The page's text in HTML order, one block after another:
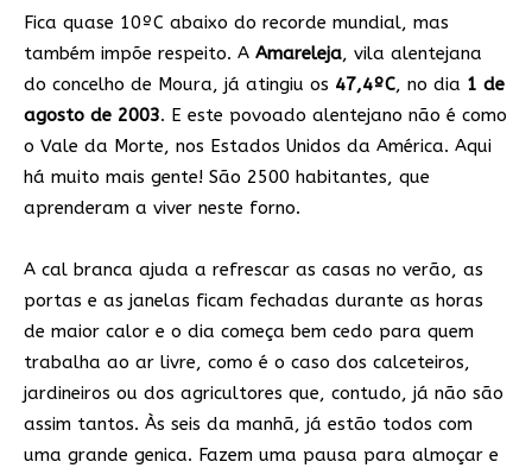
Fica quase 10ºC abaixo do recorde mundial, mas
também impõe respeito. A Amareleja, vila alentejana
do concelho de Moura, já atingiu os 47,4ºC, no dia 1 de
agosto de 2003. E este povoado alentejano não é como
o Vale da Morte, nos Estados Unidos da América. Aqui
há muito mais gente! São 2500 habitantes, que
aprenderam a viver neste forno.
A cal branca ajuda a refrescar as casas no verão, as
portas e as janelas ficam fechadas durante as horas
de maior calor e o dia começa bem cedo para quem
trabalha ao ar livre, como é o caso dos calceteiros,
jardineiros ou dos agricultores que, contudo, já não são
assim tantos. Às seis da manhã, já estão todos com
uma grande genica. Fazem uma pausa para almoçar e